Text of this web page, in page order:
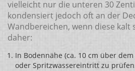
vielleicht nur die unteren 30
kondensiert jedoch oft an der
Wandbereichen, wenn diese kalt
daher:
In Bodennähe (ca. 10 cm über
oder Spritzwassereintritt zu